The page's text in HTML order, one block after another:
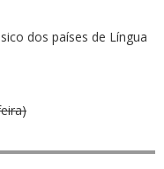
dos países de Língua